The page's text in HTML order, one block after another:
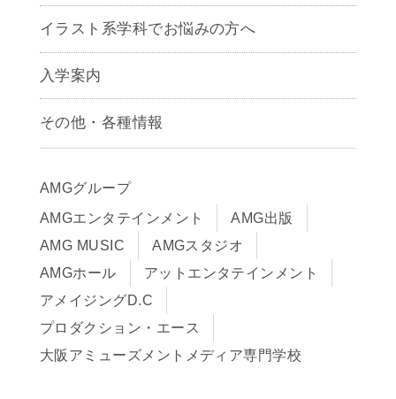
アニメーション学科
声優学科
イラスト系学科でお悩みの方へ
入学案内
募集要項
早期出願制度・AOエントリー
入学までの流れ
学費サポート・各種制度
学費について
Q&A
その他・各種情報
アクセス
サイトポリシー
在校生・保護者の方へ
卒業生の皆様へ
AMGグループ
AMGエンタテインメント
AMG出版
AMG MUSIC
AMGスタジオ
AMGホール
アットエンタテインメント
アメイジングD.C
プロダクション・エース
大阪アミューズメントメディア専門学校